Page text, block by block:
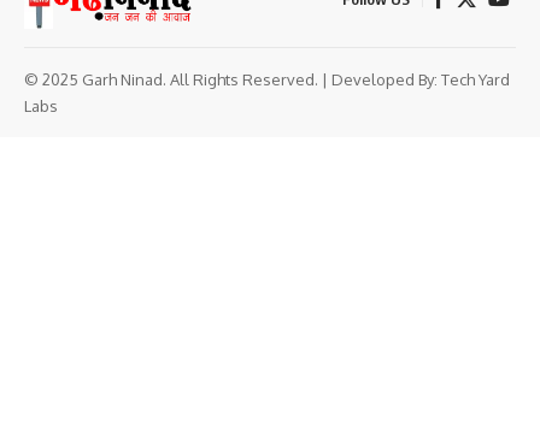
© 2025 Garh Ninad. All Rights Reserved. | Developed By: Tech Yard
Labs